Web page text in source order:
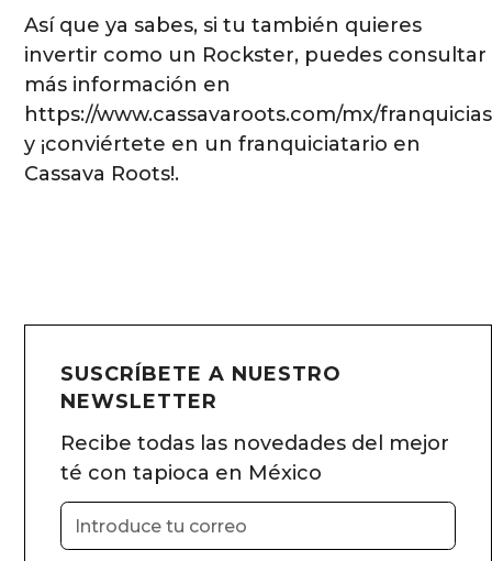
Así que ya sabes, si tu también quieres
invertir como un Rockster, puedes consultar
más información en
https://www.cassavaroots.com/mx/franquicias
y ¡conviértete en un franquiciatario en
Cassava Roots!.
SUSCRÍBETE A NUESTRO
NEWSLETTER
Recibe todas las novedades del mejor
té con tapioca en México